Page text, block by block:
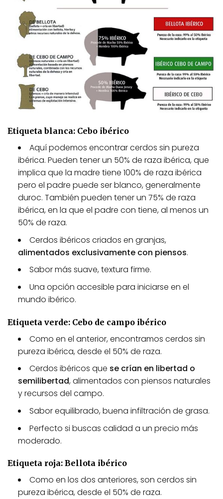
p
c
i
o
e
s
s
u
d
e
n
e
g
r
n
l
p
i
a
d
p
r
u
c
Etiqueta blanca: Cebo ibérico
Aquí podemos encontrar cerdos sin pureza
ibérica. Pueden tener un 50% de raza ibérica, que
implica que la madre tiene 100% de raza ibérica
pero el padre puede ser blanco, generalmente
duroc. También pueden tener un 75% de raza
ibérica, en la que el padre con tiene, al menos un
50% de raza.
Cerdos ibéricos criados en granjas,
alimentados exclusivamente con piensos.
Sabor más suave, textura firme.
Una opción accesible para iniciarse en el
mundo ibérico.
Etiqueta verde: Cebo de campo ibérico
Como en el anterior, encontramos cerdos sin
pureza ibérica, desde el 50% de raza.
Cerdos ibéricos que se crían en libertad o
semilibertad, alimentados con piensos naturales
y recursos del campo.
Sabor equilibrado, buena infiltración de grasa.
Perfecto si buscas calidad a un precio más
moderado.
Etiqueta roja: Bellota ibérico
Como en los dos anteriores, son cerdos sin
pureza ibérica, desde el 50% de raza.